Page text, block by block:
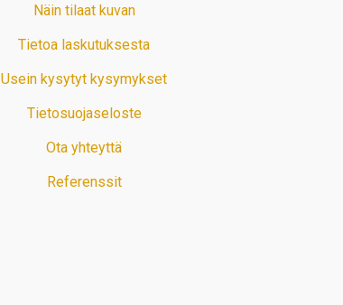
Näin tilaat kuvan
Tietoa laskutuksesta
Usein kysytyt kysymykset
Tietosuojaseloste
Ota yhteyttä
Referenssit